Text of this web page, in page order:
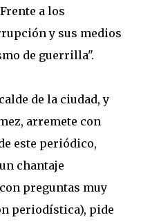
a los
y sus medios
de guerrilla".
de la ciudad, y
arremete con
este periódico,
chantaje
preguntas muy
periodística), pide